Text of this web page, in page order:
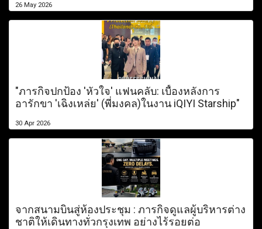
26 May 2026
"ภารกิจปกป้อง 'หัวใจ' แฟนคลับ: เบื้องหลังการ
อารักขา 'เฉิงเหล่ย' (พี่มงคล)ในงาน iQIYI Starship"
30 Apr 2026
จากสนามบินสู่ห้องประชุม : ภารกิจดูแลผู้บริหารต่าง
ชาติให้เดินทางทั่วกรุงเทพ อย่างไร้รอยต่อ